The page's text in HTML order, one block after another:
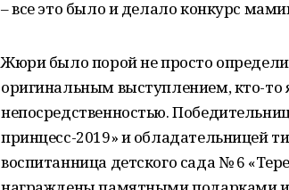
– все это было и делало конкурс
Жюри было порой не просто
оригинальным выступлением, кто-
непосредственностью.
принцесс-2019» и обладательницей
воспитанница детского сада № 6